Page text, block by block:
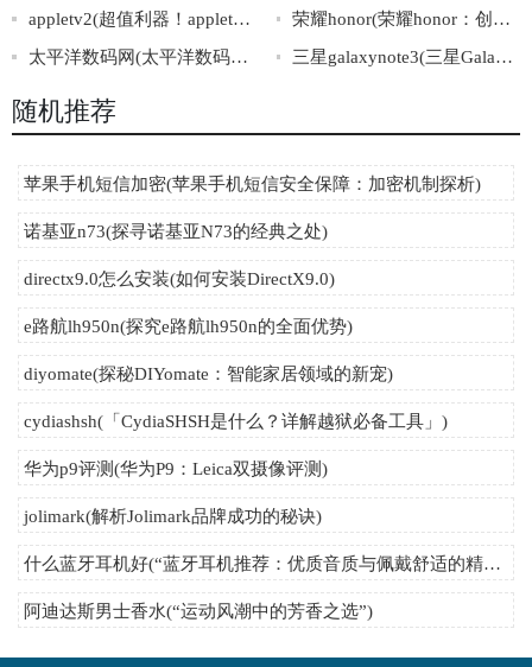
appletv2(超值利器！appletv2——让你的电视焕然一新！)
荣耀honor(荣耀honor：创新科技下的非凡表现)
太平洋数码网(太平洋数码网：数字科技生活指南)
三星galaxynote3(三星GalaxyNote3：惊艳亮相的全方位智能手机)
随机推荐
苹果手机短信加密(苹果手机短信安全保障：加密机制探析)
诺基亚n73(探寻诺基亚N73的经典之处)
directx9.0怎么安装(如何安装DirectX9.0)
e路航lh950n(探究e路航lh950n的全面优势)
diyomate(探秘DIYomate：智能家居领域的新宠)
cydiashsh(「CydiaSHSH是什么？详解越狱必备工具」)
华为p9评测(华为P9：Leica双摄像评测)
jolimark(解析Jolimark品牌成功的秘诀)
什么蓝牙耳机好(“蓝牙耳机推荐：优质音质与佩戴舒适的精选推荐”)
阿迪达斯男士香水(“运动风潮中的芳香之选”)